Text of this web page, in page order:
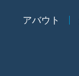
アバウト